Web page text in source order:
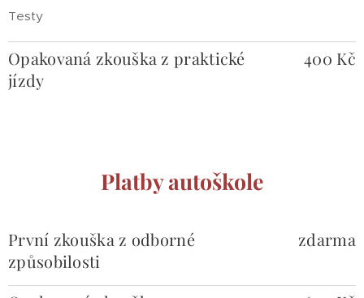
Testy
Opakovaná zkouška z praktické
jízdy
400 Kč
Platby autoškole
První zkouška z odborné
způsobilosti
zdarma